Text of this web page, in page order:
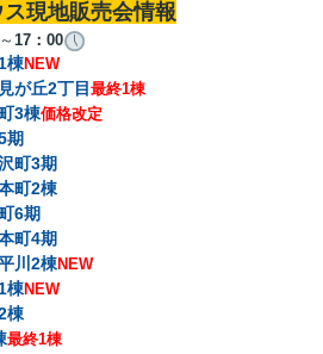
現地販売会情報
～ 17：00
棟NEW
が丘2丁目 最終1棟
3棟価格改定
期
町3期
町2棟
6期
町4期
川2棟NEW
棟NEW
棟
最終1棟